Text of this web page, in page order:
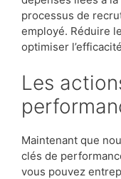
processus de
employé. Réduire
optimiser
Les actions pour améliorer la
Maintenant que
clés de
vous pouvez